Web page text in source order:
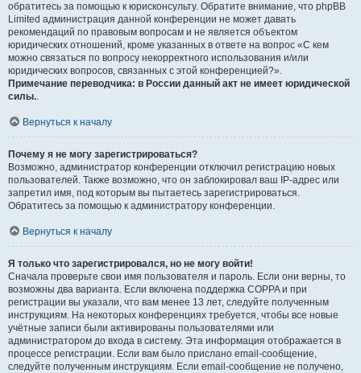
обратитесь за помощью к юрисконсульту. Обратите внимание, что phpBB
Limited администрация данной конференции не может давать
рекомендаций по правовым вопросам и не является объектом
юридических отношений, кроме указанных в ответе на вопрос «С кем
можно связаться по вопросу некорректного использования и/или
юридических вопросов, связанных с этой конференцией?».
Примечание переводчика: в России данный акт не имеет юридической
силы..
Вернуться к началу
Почему я не могу зарегистрироваться?
Возможно, администратор конференции отключил регистрацию новых
пользователей. Также возможно, что он заблокировал ваш IP-адрес или
запретил имя, под которым вы пытаетесь зарегистрироваться.
Обратитесь за помощью к администратору конференции.
Вернуться к началу
Я только что зарегистрировался, но не могу войти!
Сначала проверьте свои имя пользователя и пароль. Если они верны, то
возможны два варианта. Если включена поддержка COPPA и при
регистрации вы указали, что вам менее 13 лет, следуйте полученным
инструкциям. На некоторых конференциях требуется, чтобы все новые
учётные записи были активированы пользователями или
администратором до входа в систему. Эта информация отображается в
процессе регистрации. Если вам было прислано email-сообщение,
следуйте полученным инструкциям. Если email-сообщение не получено,